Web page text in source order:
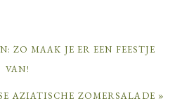
ZO MAAK JE ER EEN FEESTJE
VAN!
AZIATISCHE ZOMERSALADE »